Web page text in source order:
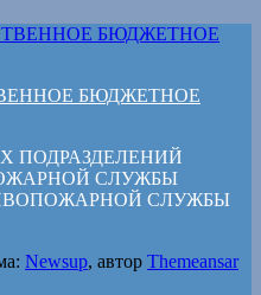
БЮДЖЕТНОЕ
ПОДРАЗДЕЛЕНИЙ
СЛУЖБЫ
СЛУЖБЫ
Newsup, автор Themeansar